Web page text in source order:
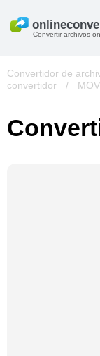
Convertir archivos
Convertidor de
convertidor
/